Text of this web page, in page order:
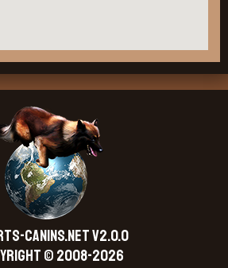
CANINS.NET V2.0.0
© 2008-2026